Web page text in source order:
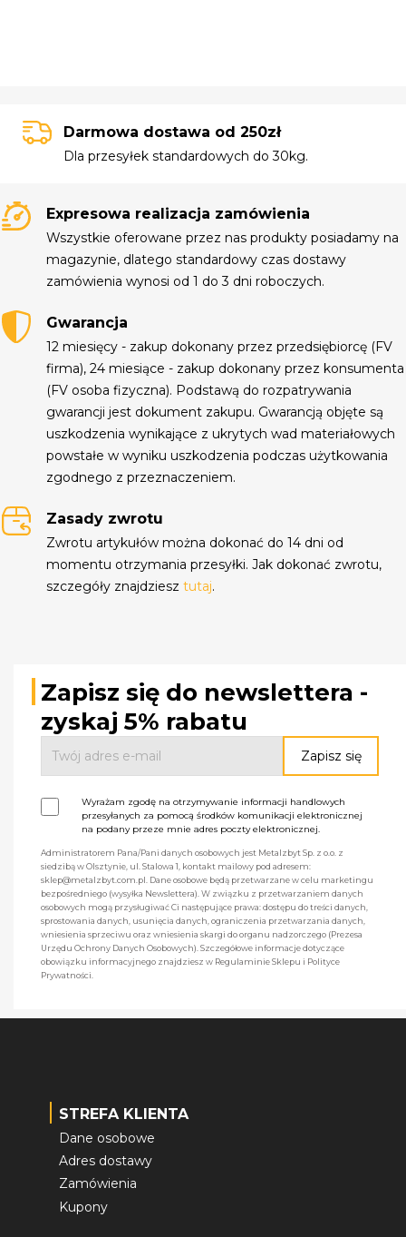
Darmowa dostawa od 250zł
Dla przesyłek standardowych do 30kg.
Expresowa realizacja zamówienia
Wszystkie oferowane przez nas produkty posiadamy na
magazynie, dlatego standardowy czas dostawy
zamówienia wynosi od 1 do 3 dni roboczych.
Gwarancja
12 miesięcy - zakup dokonany przez przedsiębiorcę (FV
firma), 24 miesiące - zakup dokonany przez konsumenta
(FV osoba fizyczna). Podstawą do rozpatrywania
gwarancji jest dokument zakupu. Gwarancją objęte są
uszkodzenia wynikające z ukrytych wad materiałowych
powstałe w wyniku uszkodzenia podczas użytkowania
zgodnego z przeznaczeniem.
Zasady zwrotu
Zwrotu artykułów można dokonać do 14 dni od
momentu otrzymania przesyłki. Jak dokonać zwrotu,
szczegóły znajdziesztutaj.
Zapisz się do newslettera -
zyskaj 5% rabatu
Wyrażam zgodę na otrzymywanie informacji handlowych
przesyłanych za pomocą środków komunikacji elektronicznej
na podany przeze mnie adres poczty elektronicznej.
Administratorem Pana/Pani danych osobowych jest Metalzbyt Sp. z o.o. z
siedzibą w Olsztynie, ul. Stalowa 1, kontakt mailowy pod adresem:
sklep@metalzbyt.com.pl. Dane osobowe będą przetwarzane w celu marketingu
bezpośredniego (wysyłka Newslettera). W związku z przetwarzaniem danych
osobowych mogą przysługiwać Ci następujące prawa: dostępu do treści danych,
sprostowania danych, usunięcia danych, ograniczenia przetwarzania danych,
wniesienia sprzeciwu oraz wniesienia skargi do organu nadzorczego (Prezesa
Urzędu Ochrony Danych Osobowych). Szczegółowe informacje dotyczące
obowiązku informacyjnego znajdziesz w Regulaminie Sklepu i Polityce
Prywatności.
STREFA KLIENTA
Dane osobowe
Adres dostawy
Zamówienia
Kupony